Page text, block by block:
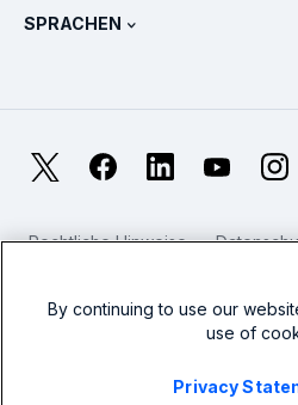
SURGe
Metriken für das SOC
Zuverlässigkeitsmetriken
SPRACHEN
Français
日本語
繁體中文
FacebookLinkedIn YouTube
Rechtliche Hinweise
Modern Slavery
By continuing to use our
use of
Privacy